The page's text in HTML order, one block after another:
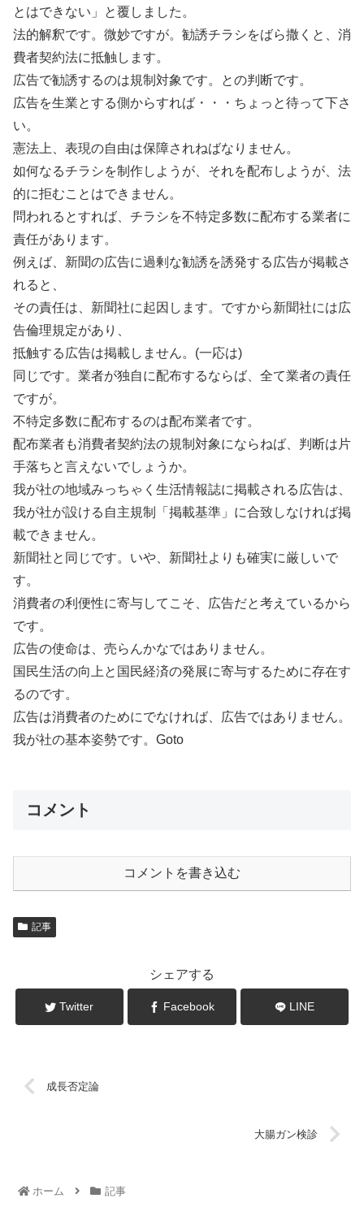
とはできない」と覆しました。
法的解釈です。微妙ですが。勧誘チラシをばら撒くと、消
費者契約法に抵触します。
広告で勧誘するのは規制対象です。との判断です。
広告を生業とする側からすれば・・・ちょっと待って下さ
い。
憲法上、表現の自由は保障されねばなりません。
如何なるチラシを制作しようが、それを配布しようが、法
的に拒むことはできません。
問われるとすれば、チラシを不特定多数に配布する業者に
責任があります。
例えば、新聞の広告に過剰な勧誘を誘発する広告が掲載さ
れると、
その責任は、新聞社に起因します。ですから新聞社には広
告倫理規定があり、
抵触する広告は掲載しません。(一応は)
同じです。業者が独自に配布するならば、全て業者の責任
ですが。
不特定多数に配布するのは配布業者です。
配布業者も消費者契約法の規制対象にならねば、判断は片
手落ちと言えないでしょうか。
我が社の地域みっちゃく生活情報誌に掲載される広告は、
我が社が設ける自主規制「掲載基準」に合致しなければ掲
載できません。
新聞社と同じです。いや、新聞社よりも確実に厳しいで
す。
消費者の利便性に寄与してこそ、広告だと考えているから
です。
広告の使命は、売らんかなではありません。
国民生活の向上と国民経済の発展に寄与するために存在す
るのです。
広告は消費者のためにでなければ、広告ではありません。
我が社の基本姿勢です。Goto
コメント
コメントを書き込む
記事
シェアする
Twitter Facebook LINE
成長否定論
大腸ガン検診
ホーム 記事